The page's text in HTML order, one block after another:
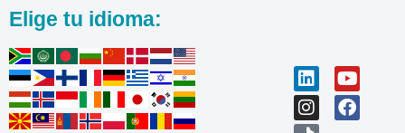
Elige tu idioma: